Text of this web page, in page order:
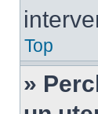
Top
»